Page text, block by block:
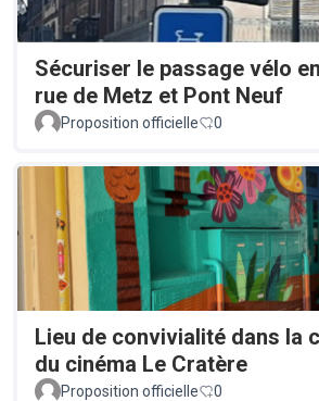
Sécuriser le passage vélo
rue de Metz et Pont Neuf
Proposition officielle 0
Lieu de convivialité dans la
du cinéma Le Cratère
Proposition officielle 0